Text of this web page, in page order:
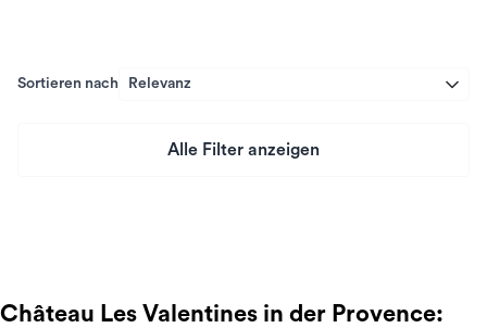
Sortieren nach Relevanz
Alle Filter anzeigen
Château Les Valentines in der Provence: